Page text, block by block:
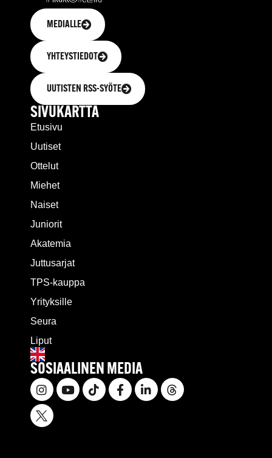
MEDIALLE
YHTEYSTIEDOT
UUTISTEN RSS-SYÖTE
SIVUKARTTA
Etusivu
Uutiset
Ottelut
Miehet
Naiset
Juniorit
Akatemia
Juttusarjat
TPS-kauppa
Yrityksille
Seura
Liput
SOSIAALINEN MEDIA